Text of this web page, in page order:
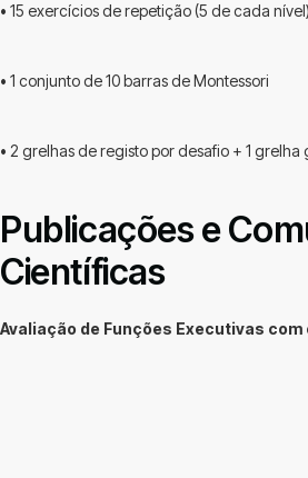
• 15 exercícios de repetição (5 de cada nível)
• 1 conjunto de 10 barras de Montessori
• 2 grelhas de registo por desafio + 1 grelha
Publicações e
Científicas
Avaliação de Funções Executivas com